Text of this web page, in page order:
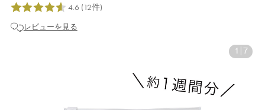
レビューを見る
1 7